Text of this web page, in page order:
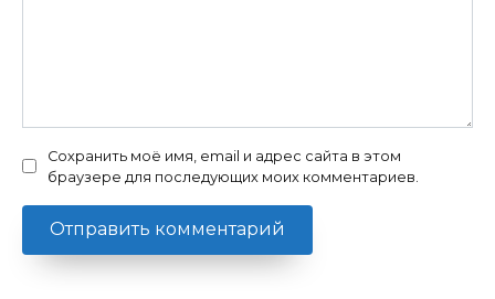
Сохранить моё имя, email и адрес сайта в этом
браузере для последующих моих комментариев.